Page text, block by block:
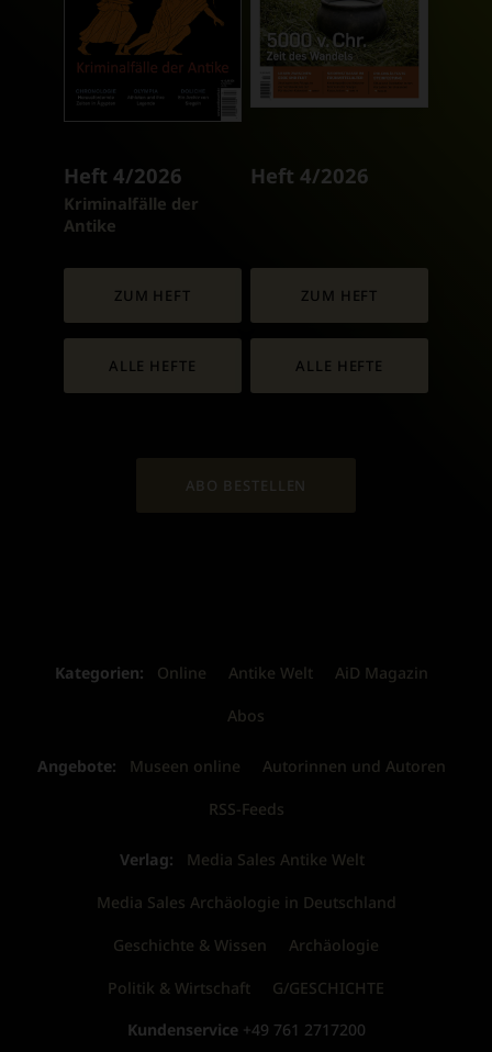
Heft 4/2026
:
Kriminalfälle der
Antike
ZUM HEFT
ALLE HEFTE
Heft 4/2026
ZUM HEFT
ALLE HEFTE
ABO BESTELLEN
Kategorien: Online Antike Welt AiD Magazin
Abos
Angebote: Museen online Autorinnen und Autoren
RSS-Feeds
Verlag: Media Sales Antike Welt
Media Sales Archäologie in Deutschland
Geschichte & Wissen Archäologie
Politik & Wirtschaft G/GESCHICHTE
Kundenservice +49 761 2717200